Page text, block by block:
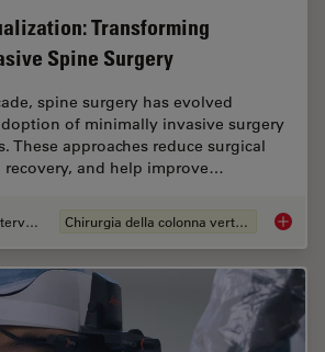
Transforming
Spine Surgery
spine surgery has evolved
of minimally invasive surgery
These approaches reduce surgical
recovery, and help improve…
Intervista Chirurgia della colonna vertebrale